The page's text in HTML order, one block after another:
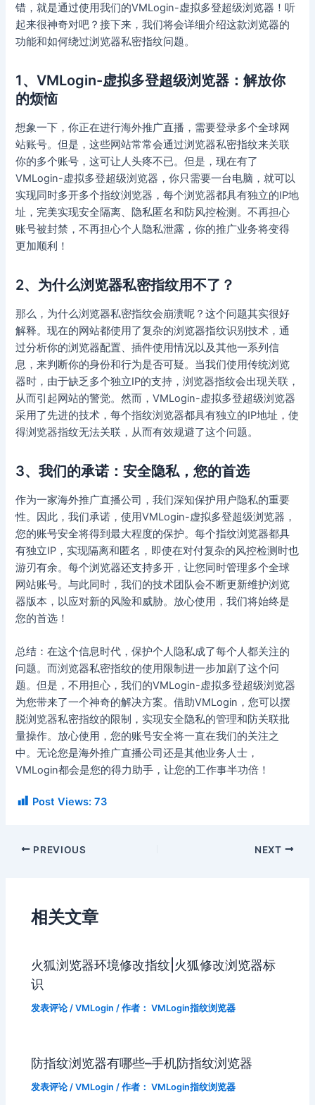
错，就是通过使用我们的VMLogin-虚拟多登超级浏览器！听
起来很神奇对吧？接下来，我们将会详细介绍这款浏览器的
功能和如何绕过浏览器私密指纹问题。
1、VMLogin-虚拟多登超级浏览器：解放你
的烦恼
想象一下，你正在进行海外推广直播，需要登录多个全球网
站账号。但是，这些网站常常会通过浏览器私密指纹来关联
你的多个账号，这可让人头疼不已。但是，现在有了
VMLogin-虚拟多登超级浏览器，你只需要一台电脑，就可以
实现同时多开多个指纹浏览器，每个浏览器都具有独立的IP地
址，完美实现安全隔离、隐私匿名和防风控检测。不再担心
账号被封禁，不再担心个人隐私泄露，你的推广业务将变得
更加顺利！
2、为什么浏览器私密指纹用不了？
那么，为什么浏览器私密指纹会崩溃呢？这个问题其实很好
解释。现在的网站都使用了复杂的浏览器指纹识别技术，通
过分析你的浏览器配置、插件使用情况以及其他一系列信
息，来判断你的身份和行为是否可疑。当我们使用传统浏览
器时，由于缺乏多个独立IP的支持，浏览器指纹会出现关联，
从而引起网站的警觉。然而，VMLogin-虚拟多登超级浏览器
采用了先进的技术，每个指纹浏览器都具有独立的IP地址，使
得浏览器指纹无法关联，从而有效规避了这个问题。
3、我们的承诺：安全隐私，您的首选
作为一家海外推广直播公司，我们深知保护用户隐私的重要
性。因此，我们承诺，使用VMLogin-虚拟多登超级浏览器，
您的账号安全将得到最大程度的保护。每个指纹浏览器都具
有独立IP，实现隔离和匿名，即使在对付复杂的风控检测时也
游刃有余。每个浏览器还支持多开，让您同时管理多个全球
网站账号。与此同时，我们的技术团队会不断更新维护浏览
器版本，以应对新的风险和威胁。放心使用，我们将始终是
您的首选！
总结：在这个信息时代，保护个人隐私成了每个人都关注的
问题。而浏览器私密指纹的使用限制进一步加剧了这个问
题。但是，不用担心，我们的VMLogin-虚拟多登超级浏览器
为您带来了一个神奇的解决方案。借助VMLogin，您可以摆
脱浏览器私密指纹的限制，实现安全隐私的管理和防关联批
量操作。放心使用，您的账号安全将一直在我们的关注之
中。无论您是海外推广直播公司还是其他业务人士，
VMLogin都会是您的得力助手，让您的工作事半功倍！
Post Views: 73
PREVIOUS NEXT
相关文章
火狐浏览器环境修改指纹|火狐修改浏览器标
识
发表评论 /VMLogin / 作者： VMLogin指纹浏览器
防指纹浏览器有哪些–手机防指纹浏览器
发表评论 /VMLogin / 作者： VMLogin指纹浏览器